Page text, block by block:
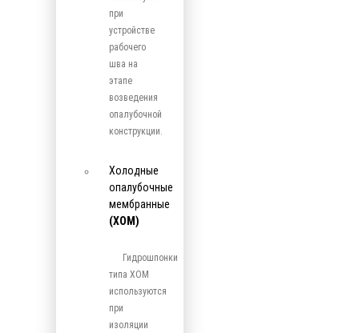
при
устройстве
рабочего
шва на
этапе
возведения
опалубочной
конструкции.
Холодные
опалубочные
мембранные
(ХОМ)
Гидрошпонки
типа ХОМ
используются
при
изоляции